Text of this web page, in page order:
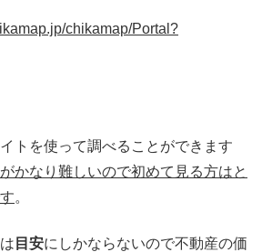
chikamap/Portal?
トを使って調べることができます
かなり難しいので初めて見る方はと
。
目安にしかならないので不動産の価